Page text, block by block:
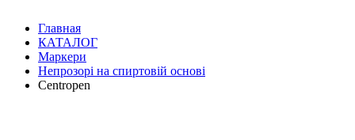
Главная
КАТАЛОГ
Маркери
Непрозорі на спиртовій основі
Centropen